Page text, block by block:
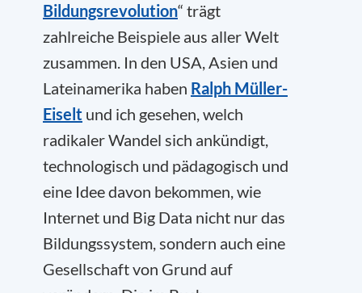
Bildungsrevolution“ trägt
zahlreiche Beispiele aus aller Welt
zusammen. In den USA, Asien und
Lateinamerika haben Ralph Müller-
Eiselt und ich gesehen, welch
radikaler Wandel sich ankündigt,
technologisch und pädagogisch und
eine Idee davon bekommen, wie
Internet und Big Data nicht nur das
Bildungssystem, sondern auch eine
Gesellschaft von Grund auf